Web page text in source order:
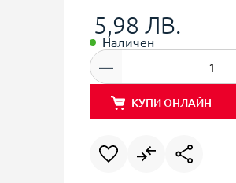
5,98 ЛВ.
Наличен
КУПИ ОНЛАЙН